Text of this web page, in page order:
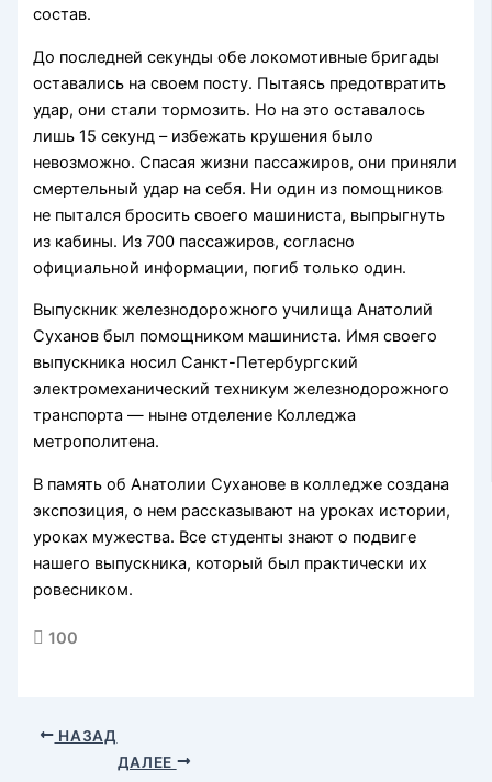
состав.
До последней секунды обе локомотивные бригады
оставались на своем посту. Пытаясь предотвратить
удар, они стали тормозить. Но на это оставалось
лишь 15 секунд – избежать крушения было
невозможно. Спасая жизни пассажиров, они приняли
смертельный удар на себя. Ни один из помощников
не пытался бросить своего машиниста, выпрыгнуть
из кабины. Из 700 пассажиров, согласно
официальной информации, погиб только один.
Выпускник железнодорожного училища Анатолий
Суханов был помощником машиниста. Имя своего
выпускника носил Санкт-Петербургский
электромеханический техникум железнодорожного
транспорта — ныне отделение Колледжа
метрополитена.
В память об Анатолии Суханове в колледже создана
экспозиция, о нем рассказывают на уроках истории,
уроках мужества. Все студенты знают о подвиге
нашего выпускника, который был практически их
ровесником.
100
НАЗАД
ДАЛЕЕ